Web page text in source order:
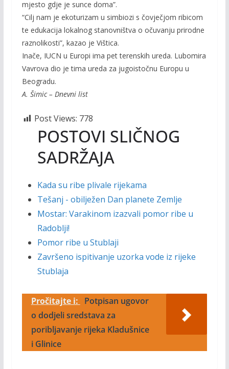
mjesto gdje je sunce doma”.
“Cilj nam je ekoturizam u simbiozi s čovječjom ribicom
te edukacija lokalnog stanovništva o očuvanju prirodne
raznolikosti”, kazao je Vištica.
Inače, IUCN u Europi ima pet terenskih ureda. Lubomira
Vavrova dio je tima ureda za jugoistočnu Europu u
Beogradu.
A. Šimic – Dnevni list
Post Views: 778
POSTOVI SLIČNOG
SADRŽAJA
Kada su ribe plivale rijekama
Tešanj - obilježen Dan planete Zemlje
Mostar: Varakinom izazvali pomor ribe u
Radoblji!
Pomor ribe u Stublaji
Završeno ispitivanje uzorka vode iz rijeke
Stublaja
Pročitajte i:
Potpisan ugovor
o dodjeli sredstava za
poribljavanje rijeka Kladušnice
i Glinice